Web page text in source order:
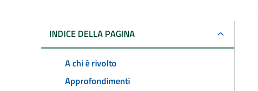
INDICE DELLA PAGINA
A chi è rivolto
Approfondimenti